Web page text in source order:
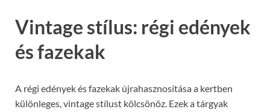
Vintage stílus: régi edények
és fazekak
A régi edények és fazekak újrahasznosítása a kertben
különleges, vintage stílust kölcsönöz. Ezek a tárgyak